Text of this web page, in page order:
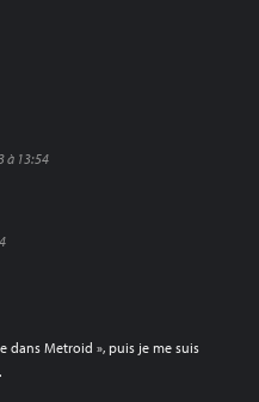
à 13:54
dans Metroid », puis je me suis